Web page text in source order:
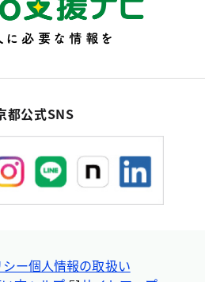
都公式SNS
ー個人情報の取扱い